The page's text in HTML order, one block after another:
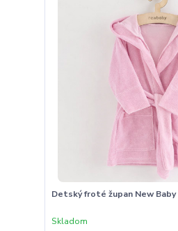
Detský froté župan New Baby
Skladom